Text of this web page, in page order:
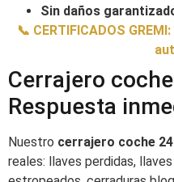
Sin daños
📞 CERTIFICADOS
Cerrajero
Respuesta
Nuestro cerrajero coche
reales: llaves perdidas,